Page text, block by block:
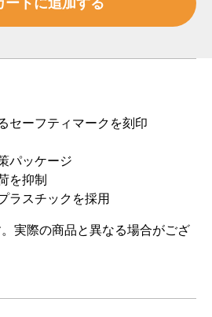
セーフティマークを刻印
パッケージ
を抑制
ラスチックを採用
実際の商品と異なる場合がござ